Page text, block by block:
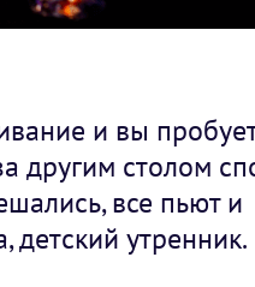
и вы
другим столом
все пьют и
детский утренник.